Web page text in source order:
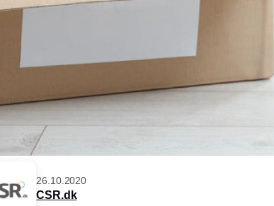
26.10.2020
CSR.dk